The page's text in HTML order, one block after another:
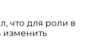
что для роли в
изменить